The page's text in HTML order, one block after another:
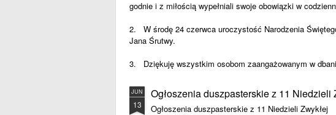
godnie i z miłością wypełniali swoje obowiązki w
2. W środę 24 czerwca uroczystość Narodzenia
Jana Śrutwy.
3. Dziękuję wszystkim osobom zaangażowanym w
JUN
13
Ogłoszenia duszpasterskie z 11 Niedzieli
Ogłoszenia duszpasterskie z 11 Niedzieli Zwykłej